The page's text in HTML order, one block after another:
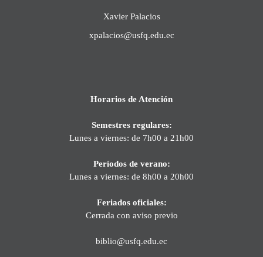
Xavier Palacios
xpalacios@usfq.edu.ec
Horarios de Atención
Semestres regulares:
Lunes a viernes: de 7h00 a 21h00
Períodos de verano:
Lunes a viernes: de 8h00 a 20h00
Feriados oficiales:
Cerrada con aviso previo
biblio@usfq.edu.ec